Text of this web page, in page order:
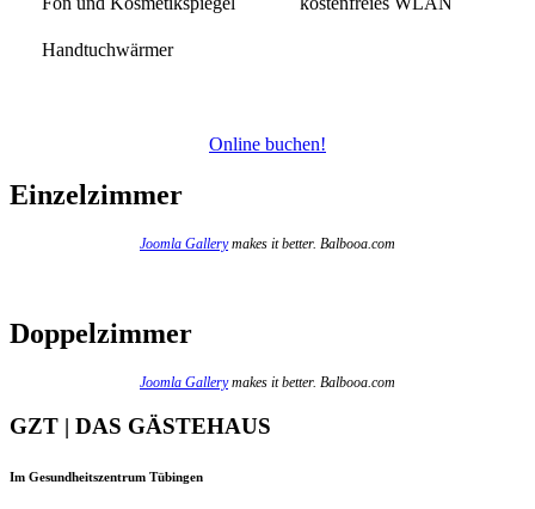
Handtuchwärmer
Online buchen!
Einzelzimmer
Joomla Gallerymakes it better. Balbooa.com
Doppelzimmer
Joomla Gallerymakes it better. Balbooa.com
GZT | DAS GÄSTEHAUS
Im Gesundheitszentrum Tübingen